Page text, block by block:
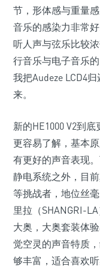
节，形体感与重量
音乐的感染力非常
听人声与弦乐比较
行音乐与电子音乐
我把Audeze LCD4
来。
新的HE1000 V2到
更容易了解，基本
有更好的声音表现
静电系统之外，目
等挑战者，地位丝
里拉（SHANGRI-
大奥，大奥套装体
觉空灵的声音特质
够丰富，适合喜欢